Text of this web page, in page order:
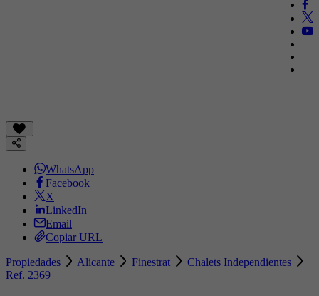
WhatsApp
Facebook
X
LinkedIn
Email
Copiar URL
Propiedades Alicante Finestrat
Chalets Independientes
Ref. 2369